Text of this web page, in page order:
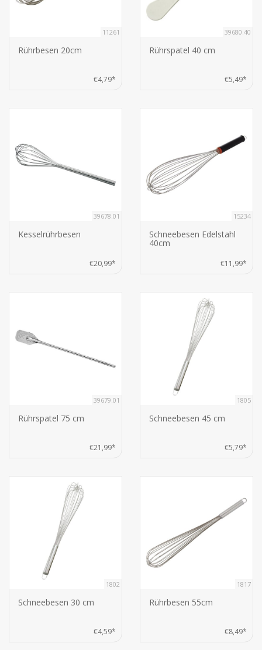
11261
Rührbesen 20cm
€4,79*
39680.40
Rührspatel 40 cm
€5,49*
39678.01
Kesselrührbesen
€20,99*
15234
Schneebesen Edelstahl
40cm
€11,99*
39679.01
Rührspatel 75 cm
€21,99*
1805
Schneebesen 45 cm
€5,79*
1802
Schneebesen 30 cm
€4,59*
1817
Rührbesen 55cm
€8,49*